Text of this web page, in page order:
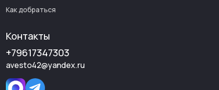
Как добраться
Контакты
+79617347303
avesto42@yandex.ru